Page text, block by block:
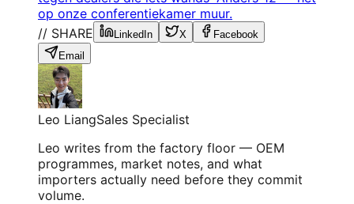
op onze conferentiekamer muur.
// SHARE
LinkedIn X
Facebook
Email
Leo LiangSales Specialist
Leo writes from the factory floor — OEM
programmes, market notes, and what
importers actually need before they commit
volume.